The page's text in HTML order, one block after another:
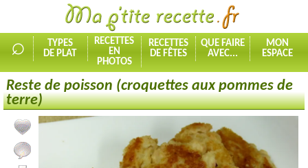
⌕
TYPES
DE PLAT
RECETTES
EN
PHOTOS
RECETTES
DE FÊTES
QUE FAIRE
AVEC...
MON
ESPACE
Reste de poisson (croquettes aux pommes de
terre)
Commenter, noter la recette